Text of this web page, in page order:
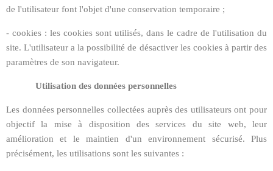
de l'utilisateur font l'objet d'une conservation temporaire ;
- cookies : les cookies sont utilisés, dans le cadre de l'utilisation du
site. L'utilisateur a la possibilité de désactiver les cookies à partir des
paramètres de son navigateur.
Utilisation des données personnelles
Les données personnelles collectées auprès des utilisateurs ont pour
objectif la mise à disposition des services du site web, leur
amélioration et le maintien d'un environnement sécurisé. Plus
précisément, les utilisations sont les suivantes :